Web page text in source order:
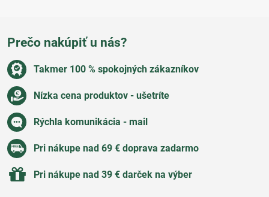
Prečo nakúpiť u nás?
Takmer 100 % spokojných zákazníkov
Nízka cena produktov - ušetríte
Rýchla komunikácia - mail
Pri nákupe nad 69 € doprava zadarmo
Pri nákupe nad 39 € darček na výber